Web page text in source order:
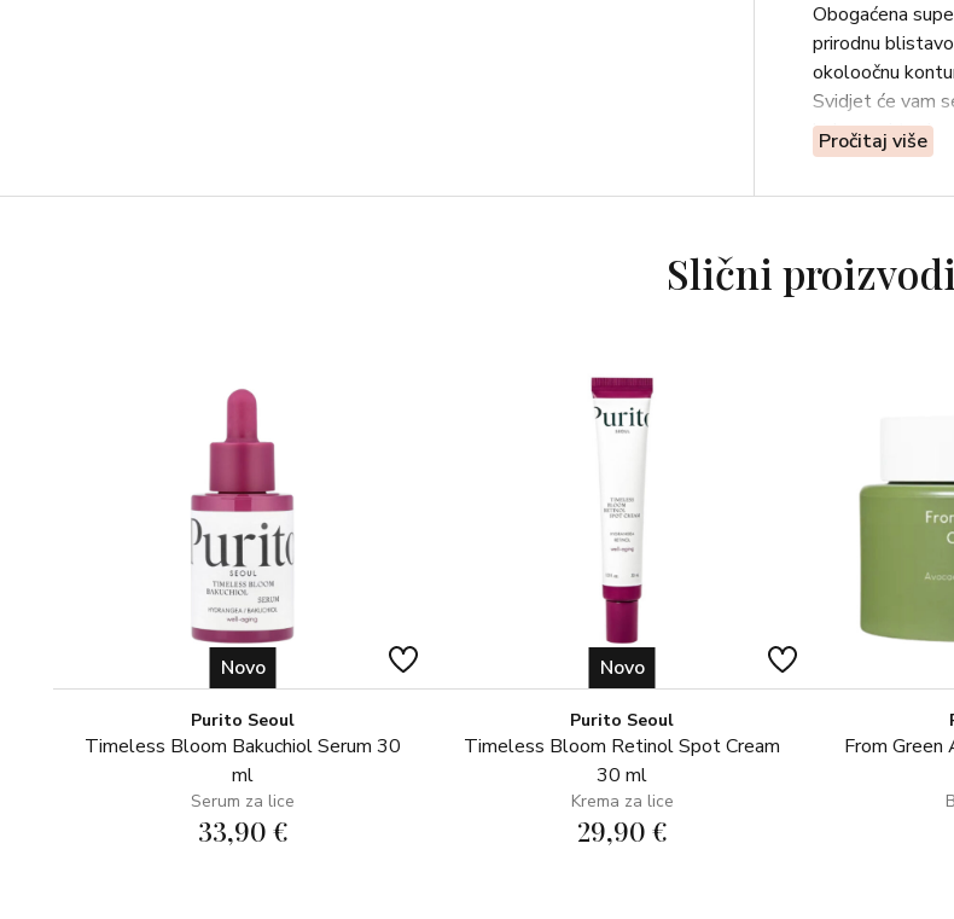
Obogaćena
prirodnu
okoloočnu
Svidjet će vam
balzama i topi
Oči su vidljivo
*Test korištenja
Pročitaj više
Slični proizvodi
Novo
Purito Seoul
Timeless Bloom Bakuchiol Serum 30
ml
Serum za lice
33,90 €
Novo
Purito Seoul
Timeless Bloom Retinol Spot Cream
30 ml
Krema za lice
29,90 €
From Green